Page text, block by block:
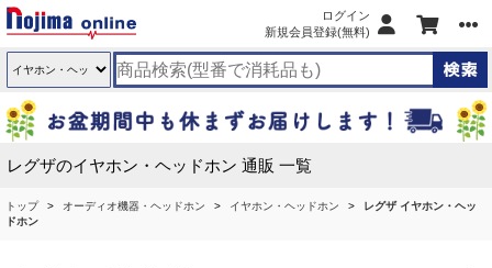
ログイン
新規会員登録(無料)
レグザのイヤホン・ヘッドホン 通販 一覧
トップ オーディオ機器・ヘッドホン イヤホン・ヘッドホン
レグザ イヤホン・ヘッ
ドホン